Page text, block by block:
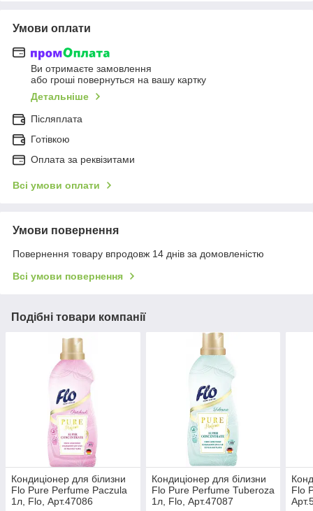
Умови оплати
Ви отримаєте замовлення
або гроші повернуться на вашу картку
Детальніше
Післяплата
Готівкою
Оплата за реквізитами
Всі умови оплати
Умови повернення
Повернення товару впродовж 14 днів за домовленістю
Всі умови повернення
Подібні товари компанії
Кондиціонер для білизни
Flo Pure Perfume Paczula
1л, Flo, Арт.47086
Кондиціонер для білизни
Flo Pure Perfume Tuberoza
1л, Flo, Арт.47087
Flo